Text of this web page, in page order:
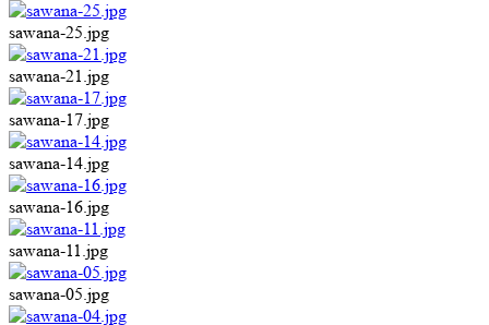
sawana-25.jpg
sawana-21.jpg
sawana-17.jpg
sawana-14.jpg
sawana-16.jpg
sawana-11.jpg
sawana-05.jpg